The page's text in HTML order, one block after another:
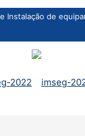
Instalação de